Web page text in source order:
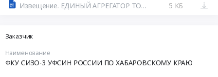
Извещение. ЕДИНЫЙ АГРЕГАТОР ТОРГОВЛИ
5 КБ
Заказчик
Наименование
ФКУ СИЗО-3 УФСИН РОССИИ ПО ХАБАРОВСКОМУ КРАЮ